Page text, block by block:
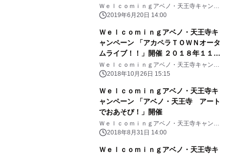
（土） てんしば
Ｗｅｌｃｏｍｉｎｇアベノ・天王寺キャンペ
ーン事務局 （近鉄不動産株式会社・東急不
2019年6月20日 14:00
Ｗｅｌｃｏｍｉｎｇアベノ・天王寺キ
ャンペーン 「アカペラＴＯＷＮオータ
ムライブ！！」開催 ２０１８年１１月
１０日（土） てんしば・あべのキュー
ズモール
Ｗｅｌｃｏｍｉｎｇアベノ・天王寺キャンペ
ーン事務局 （近鉄不動産株式会社・東急不
2018年10月26日 15:15
Ｗｅｌｃｏｍｉｎｇアベノ・天王寺キ
ャンペーン 「アベノ・天王寺 アート
でおあそび！」開催
Ｗｅｌｃｏｍｉｎｇアベノ・天王寺キャンペ
ーン事務局 （近鉄不動産株式会社・東急不
2018年8月31日 14:00
Ｗｅｌｃｏｍｉｎｇアベノ・天王寺キ